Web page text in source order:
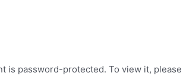
is password-protected. To view it,